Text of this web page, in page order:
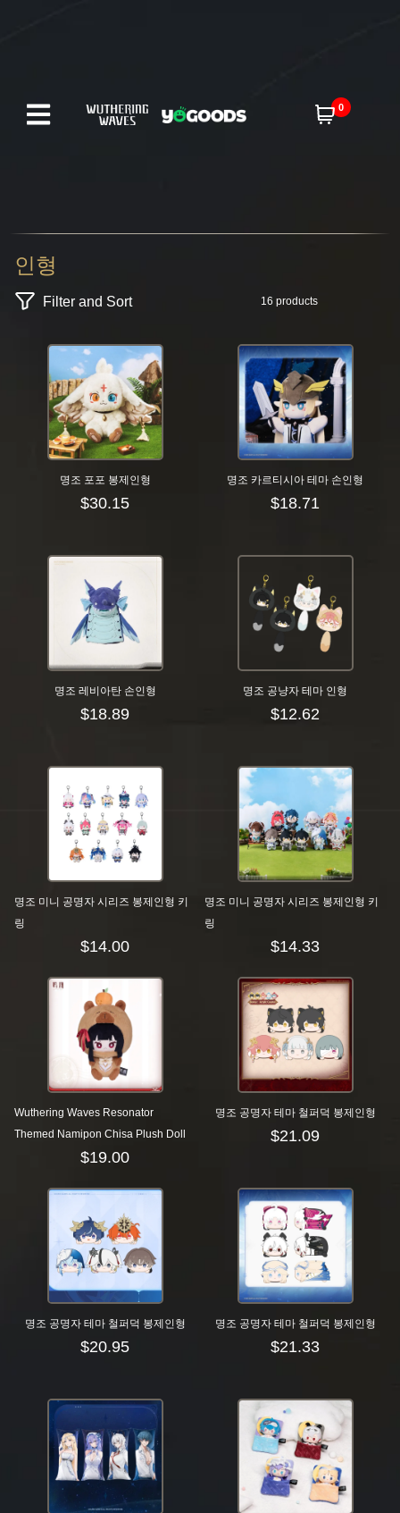
0
인형
Filter and Sort 16 products
명조 포포 봉제인형
$30.15
명조 카르티시아 테마 손인형
$18.71
명조 레비아탄 손인형
$18.89
명조 공냥자 테마 인형
$12.62
명조 미니 공명자 시리즈 봉제인형 키
링
$14.00
명조 미니 공명자 시리즈 봉제인형 키
링
$14.33
Wuthering Waves Resonator
Themed Namipon Chisa Plush Doll
$19.00
명조 공명자 테마 철퍼덕 봉제인형
$21.09
명조 공명자 테마 철퍼덕 봉제인형
$20.95
명조 공명자 테마 철퍼덕 봉제인형
$21.33